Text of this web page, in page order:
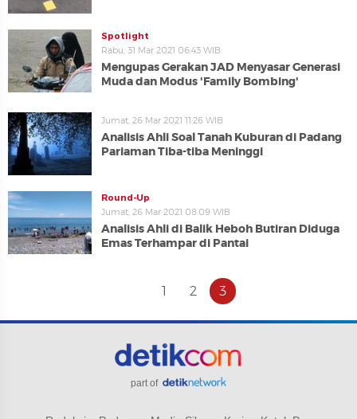
Spotlight
Rabu, 31 Mar 2021 06:43 WIB
Mengupas Gerakan JAD Menyasar Generasi
Muda dan Modus 'Family Bombing'
Jumat, 26 Mar 2021 11:26 WIB
Analisis Ahli Soal Tanah Kuburan di Padang
Pariaman Tiba-tiba Meninggi
Round-Up
Jumat, 26 Mar 2021 08:09 WIB
Analisis Ahli di Balik Heboh Butiran Diduga
Emas Terhampar di Pantai
1 2 3
part of